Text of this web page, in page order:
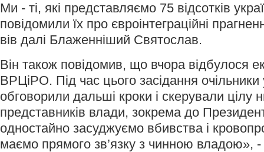
Ми - ті, які представляємо 75 відсотків
повідомили їх про євроінтеграційні
вів далі Блаженніший Святослав.
Він також повідомив, що вчора відбулося
ВРЦіРО. Під час цього засідання очільники
обговорили дальші кроки і скерували цілу
представників влади, зокрема до
одностайно засуджуємо вбивства і
маємо прямого зв’язку з чинною владою»,